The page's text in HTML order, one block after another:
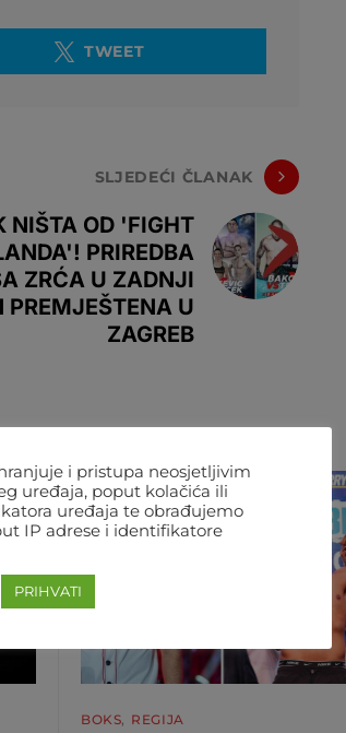
TWEET
SLJEDEĆI ČLANAK
NIŠTA OD 'FIGHT
PRIREDBA
ZRĆA U ZADNJI
PREMJEŠTENA U
ZAGREB
BOKS REGIJA
i pristupa neosjetljivim
uređaja, poput kolačića ili
uređaja te obrađujemo
IP adrese i identifikatore
PRIHVATI